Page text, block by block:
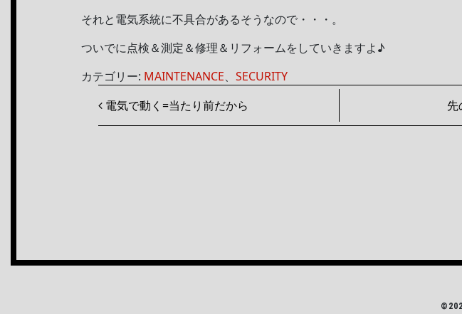
それと電気系統に不具合があるそうなので・・・。
ついでに点検＆測定＆修理＆リフォームをしていきますよ♪
カテゴリー: MAINTENANCE、 SECURITY
投稿ナビゲーション
電気で動く=当たり前だから 先